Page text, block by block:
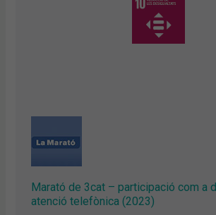
Marató de 3cat – participació com a
atenció telefònica (2023)